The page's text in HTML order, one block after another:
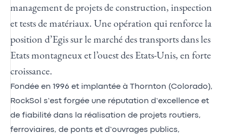
management de projets de construction, inspection
et tests de matériaux. Une opération qui renforce la
position d’Egis sur le marché des transports dans les
Etats montagneux et l’ouest des Etats-Unis, en forte
croissance.
Fondée en 1996 et implantée à Thornton (Colorado),
RockSol s’est forgée une réputation d’excellence et
de fiabilité dans la réalisation de projets routiers,
ferroviaires, de ponts et d’ouvrages publics,